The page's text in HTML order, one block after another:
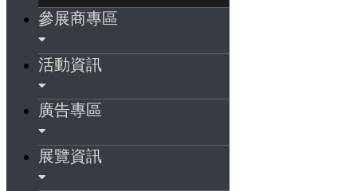
參展商專區
活動資訊
廣告專區
展覽資訊